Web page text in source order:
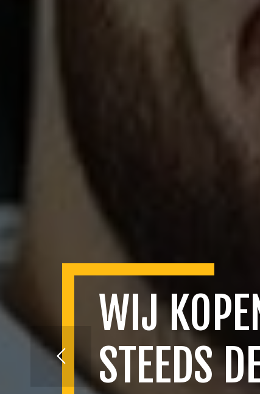
WIJ
STEEDS